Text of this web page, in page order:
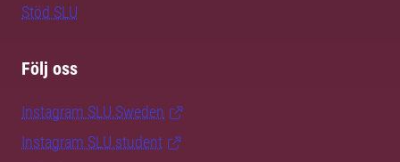
Stöd SLU
Följ oss
Instagram SLU.Sweden
Instagram SLU.student